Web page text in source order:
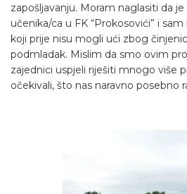
zapošljavanju. Moram naglasiti da
učenika/ca u FK “Prokosovići” i
koji prije nisu mogli ući zbog
podmladak. Mislim da smo ovim
zajednici uspjeli riješiti mnogo više
očekivali, što nas naravno posebno